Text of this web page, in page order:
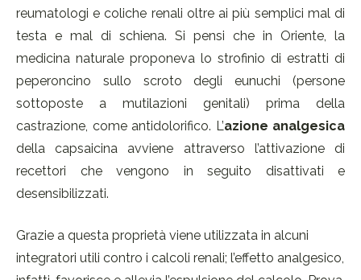
reumatologi e coliche renali oltre ai più semplici mal di
testa e mal di schiena. Si pensi che in Oriente, la
medicina naturale proponeva lo strofinio di estratti di
peperoncino sullo scroto degli eunuchi (persone
sottoposte a mutilazioni genitali) prima della
castrazione, come antidolorifico. L’azione analgesica
della capsaicina avviene attraverso l’attivazione di
recettori che vengono in seguito disattivati e
desensibilizzati.
Grazie a questa proprietà viene utilizzata in alcuni
integratori utili contro i calcoli renali; l’effetto analgesico,